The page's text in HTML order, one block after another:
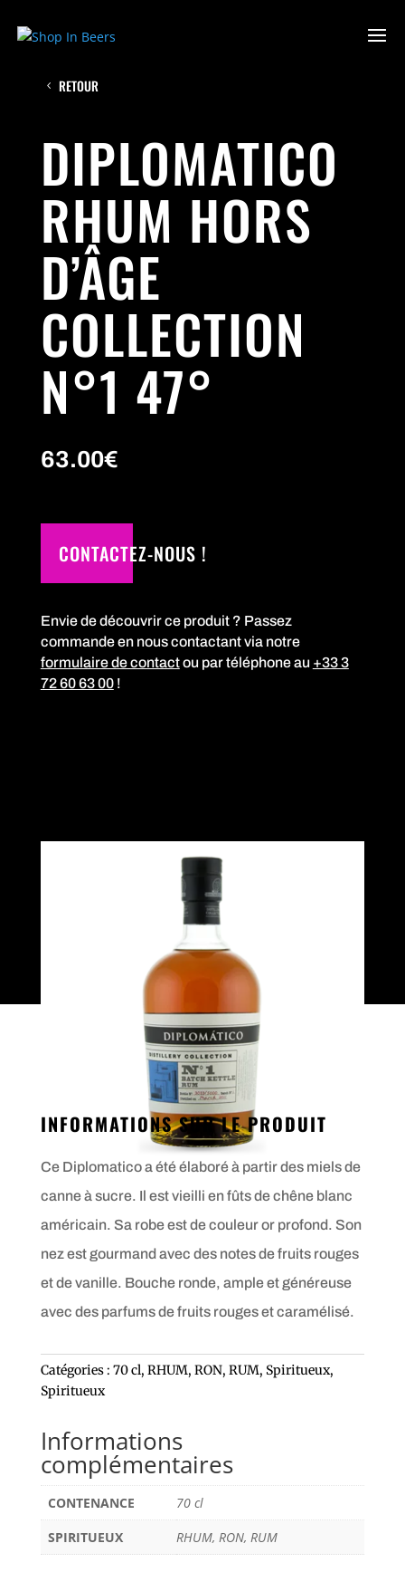
RETOUR
DIPLOMATICO
RHUM HORS
D’ÂGE
COLLECTION
N°1 47°
63.00€
CONTACTEZ-NOUS !
Envie de découvrir ce produit ? Passez
commande en nous contactant via notre
formulaire de contactou par téléphone au +33 3
72 60 63 00!
INFORMATIONS SUR LE PRODUIT
Ce Diplomatico a été élaboré à partir des miels de
canne à sucre. Il est vieilli en fûts de chêne blanc
américain. Sa robe est de couleur or profond. Son
nez est gourmand avec des notes de fruits rouges
et de vanille. Bouche ronde, ample et généreuse
avec des parfums de fruits rouges et caramélisé.
Catégories : 70 cl, RHUM, RON, RUM, Spiritueux,
Spiritueux
Informations
complémentaires
CONTENANCE
70 cl
SPIRITUEUX
RHUM, RON, RUM